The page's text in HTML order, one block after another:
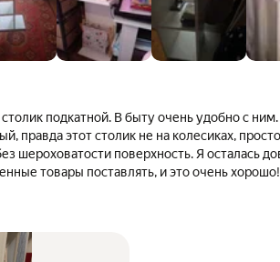
этот столик не на колесиках, просто ножки
товары поставлять, и это очень хорошо!